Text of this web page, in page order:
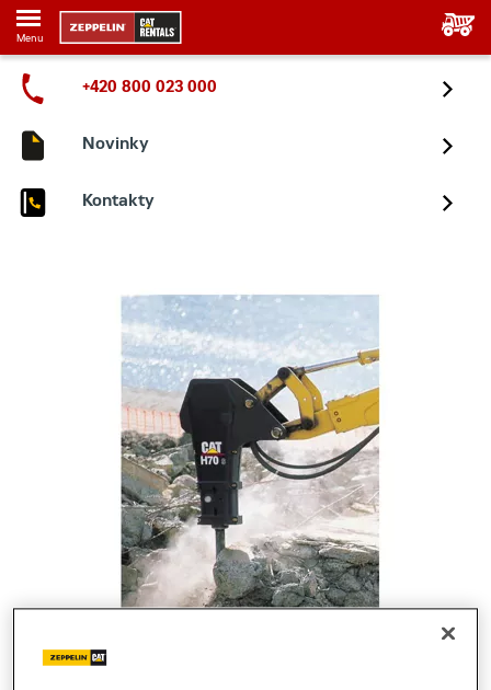
Menu
+420 800 023 000
Novinky
Kontakty